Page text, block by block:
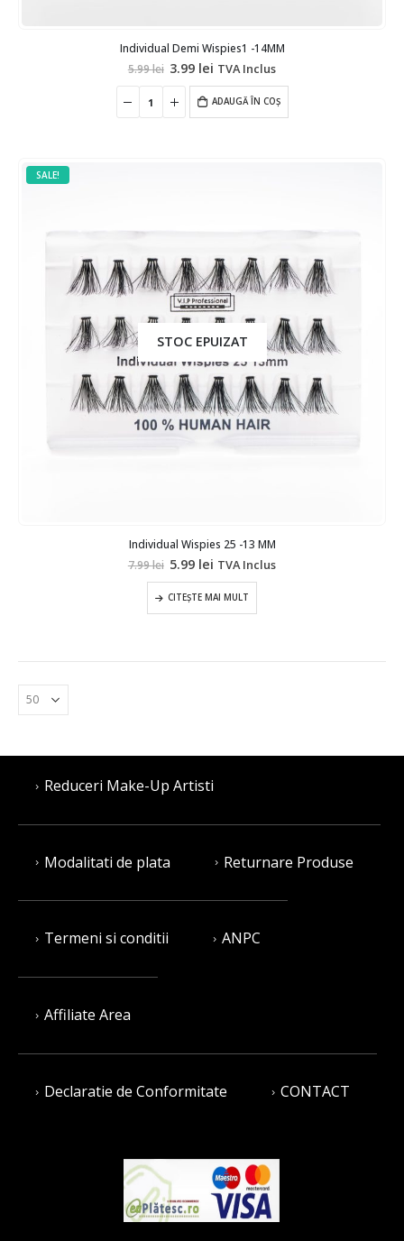
Individual Demi Wispies1 -14MM
5.99lei Prețul
a
fost:
5.99 lei.
3.99 lei Prețul
este:
3.99 lei.
TVA Inclus
ADAUGĂ ÎN COȘ
SALE!
STOC EPUIZAT
Individual Wispies 25 -13 MM
7.99lei Prețul
a
fost:
7.99 lei.
5.99 lei Prețul
este:
5.99 lei.
TVA Inclus
CITEȘTE MAI MULT
Reduceri Make-Up Artisti
Modalitati de plata Returnare Produse
Termeni si conditii ANPC
Affiliate Area
Declaratie de Conformitate CONTACT